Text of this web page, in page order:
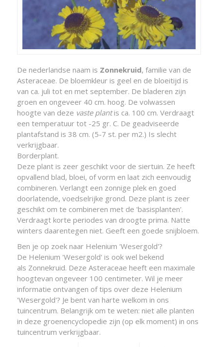
De nederlandse naam is Zonnekruid, familie van de
Asteraceae. De bloemkleur is geel en de bloeitijd is
van ca. juli tot en met september. De bladeren zijn
groen en ongeveer 40 cm. hoog. De volwassen
hoogte van deze vaste plantis ca. 100 cm. Verdraagt
een temperatuur tot -25 gr. C. De geadviseerde
plantafstand is 38 cm. (5-7 st. per m2.) Is slecht
verkrijgbaar.
Borderplant.
Deze plant is zeer geschikt voor de siertuin. Ze heeft
opvallend blad, bloei, of vorm en laat zich eenvoudig
combineren. Verlangt een zonnige plek en goed
doorlatende, voedselrijke grond. Deze plant is zeer
geschikt om te combineren met de 'basisplanten'.
Verdraagt korte periodes van droogte prima. Natte
winters daarentegen niet. Geeft een goede snijbloem.
Ben je op zoek naar Helenium 'Wesergold'?
De Helenium 'Wesergold' is ook wel bekend
als Zonnekruid. Deze Asteraceae heeft een maximale
hoogtevan ongeveer 100 centimeter. Wil je meer
informatie ontvangen of tips over deze Helenium
'Wesergold'? Je bent van harte welkom in ons
tuincentrum. Belangrijk om te weten: niet alle planten
in deze groenencyclopedie zijn (op elk moment) in ons
tuincentrum verkrijgbaar.